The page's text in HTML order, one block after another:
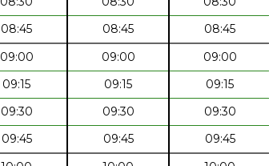
08:45 08:45 08:45
09:00 09:00 09:00
09:15 09:15 09:15
09:30 09:30 09:30
09:45 09:45 09:45